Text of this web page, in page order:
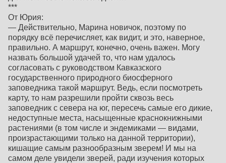
***
От Юрия:
— Действительно, Марина новичок, поэтому по
порядку всё перечисляет, как видит, и это, наверное,
правильно. А маршрут, конечно, очень важен. Могу
назвать большой удачей то, что нам удалось
согласовать с руководством Кавказского
государственного природного биосферного
заповедника такой маршрут. Ведь, если посмотреть
карту, то нам разрешили пройти сквозь весь
заповедник с севера на юг, пересечь самые его дикие,
недоступные места, насыщенные краснокнижными
растениями (в том числе и эндемиками — видами,
произрастающими только на данной территории),
кишащие самым разнообразным зверем! И мы на
самом деле увидели зверей, ради изучения которых